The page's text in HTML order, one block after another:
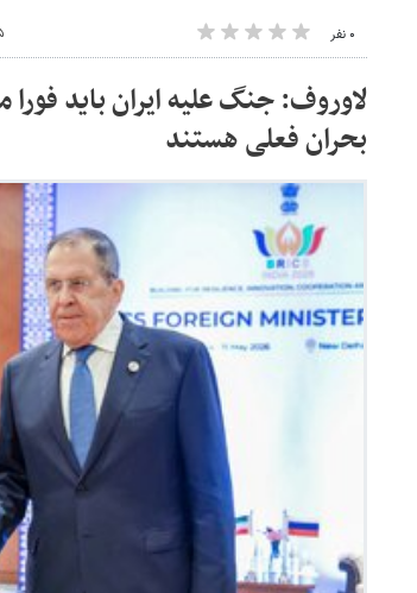
۰ نفر ۲۵
لاوروف: جنگ علیه ایران باید
بحران فعلی هستند